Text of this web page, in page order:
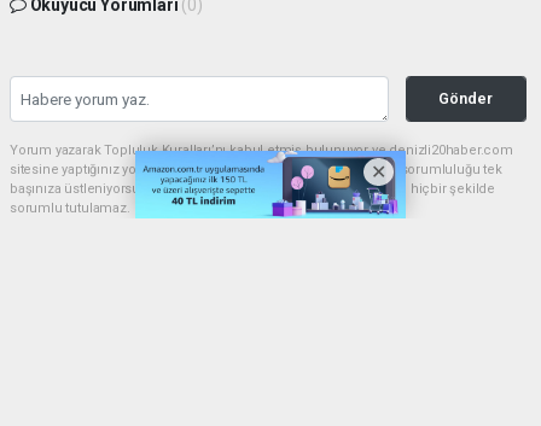
Okuyucu Yorumları (0)
Gönder
Yorum yazarak Topluluk Kuralları’nı kabul etmiş bulunuyor ve denizli20haber.com
sitesine yaptığınız yorumunuzla ilgili doğrudan veya dolaylı tüm sorumluluğu tek
başınıza üstleniyorsunuz. Yazılan tüm yorumlardan site yönetimi hiçbir şekilde
sorumlu tutulamaz.